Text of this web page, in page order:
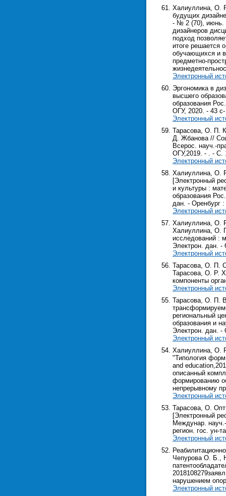
Халиуллина, О.
будущих
- № 2 (70), июнь. -
дизайнеров
подход
итоге решается
обучающихся и
предметно-
Электронный
Эргономика в
высшего
образования
ОГУ, 2020. - 43 с-
Электронный
Тарасова, О. П.
Д. Жбанова //
Всерос. науч.-
ОГУ,2019. - . - С.
Электронный
Халиуллина, О.
[Электронный
и культуры :
образования
дан. - Оренбург
Электронный
Халиуллина, О.
Халиуллина, О.
исследований :
Электрон. дан. -
Электронный
Тарасова, О. П.
Тарасова, О. Р.
компоненты
Электронный
Тарасова, О. П.
региональный
образования и
Электрон. дан. -
Электронный
Халиуллина, О.
"Типология
and
описанный
формированию
непрерывному
Электронный
Тарасова, О.
[Электронный
Междунар.
регион. гос. ун-
Электронный
Чепурова О. Б.,
нарушением
Электронный